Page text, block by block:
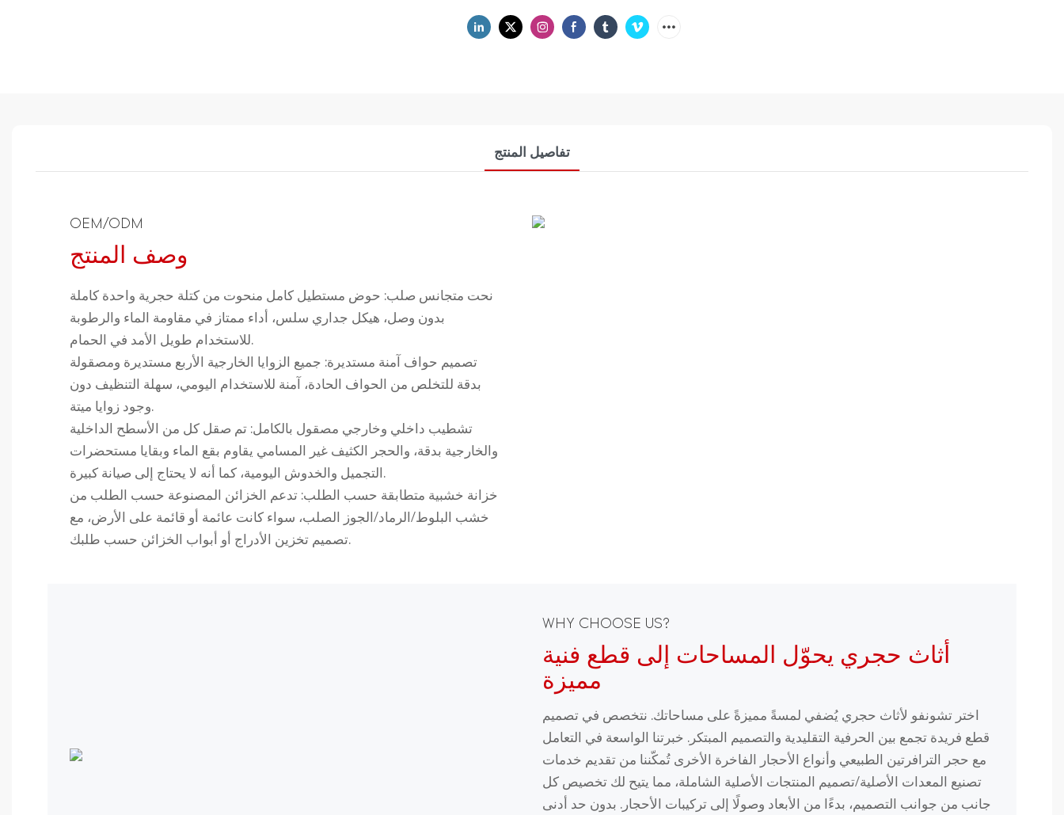
تفاصيل المنتج
OEM/ODM
وصف المنتج
نحت متجانس صلب: حوض مستطيل كامل منحوت من كتلة حجرية واحدة كاملة
بدون وصل، هيكل جداري سلس، أداء ممتاز في مقاومة الماء والرطوبة
للاستخدام طويل الأمد في الحمام.
تصميم حواف آمنة مستديرة: جميع الزوايا الخارجية الأربع مستديرة ومصقولة
بدقة للتخلص من الحواف الحادة، آمنة للاستخدام اليومي، سهلة التنظيف دون
وجود زوايا ميتة.
تشطيب داخلي وخارجي مصقول بالكامل: تم صقل كل من الأسطح الداخلية
والخارجية بدقة، والحجر الكثيف غير المسامي يقاوم بقع الماء وبقايا مستحضرات
التجميل والخدوش اليومية، كما أنه لا يحتاج إلى صيانة كبيرة.
خزانة خشبية متطابقة حسب الطلب: تدعم الخزائن المصنوعة حسب الطلب من
خشب البلوط/الرماد/الجوز الصلب، سواء كانت عائمة أو قائمة على الأرض، مع
تصميم تخزين الأدراج أو أبواب الخزائن حسب طلبك.
WHY CHOOSE US?
أثاث حجري يحوّل المساحات إلى قطع فنية
مميزة
اختر تشونفو لأثاث حجري يُضفي لمسةً مميزةً على مساحاتك. نتخصص في تصميم
قطع فريدة تجمع بين الحرفية التقليدية والتصميم المبتكر. خبرتنا الواسعة في التعامل
مع حجر الترافرتين الطبيعي وأنواع الأحجار الفاخرة الأخرى تُمكّننا من تقديم خدمات
تصنيع المعدات الأصلية/تصميم المنتجات الأصلية الشاملة، مما يتيح لك تخصيص كل
جانب من جوانب التصميم، بدءًا من الأبعاد وصولًا إلى تركيبات الأحجار. بدون حد أدنى